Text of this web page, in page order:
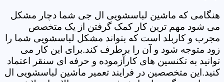
هنگامی که ماشین لباسشویی ال جی شما دچار مشکل
می شود مهم ترین کار کمک گرفتن از یک متخصص
مجرب و کاربلد است که بتواند مشکل لباسشویی شما را
زود متوجه شود و آن را برطرف کند.برای این کار می
توانید به تکنسین های کارآزموده و حرفه ای سنقر اعتماد
کنید.این متخصصین در فرایند تعمیر ماشین لباسشویی ال